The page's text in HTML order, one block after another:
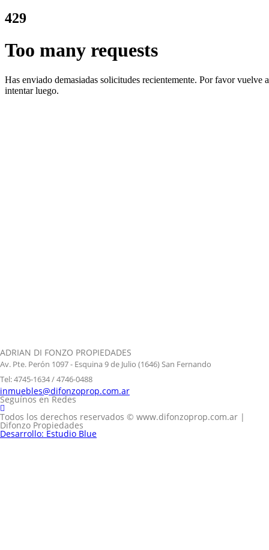
ADRIAN DI FONZO PROPIEDADES
Av. Pte. Perón 1097 - Esquina 9 de Julio (1646) San Fernando
Tel: 4745-1634 / 4746-0488
inmuebles@difonzoprop.com.ar
Seguínos en Redes
Todos los derechos reservados © www.difonzoprop.com.ar |
Difonzo Propiedades
Desarrollo: Estudio Blue